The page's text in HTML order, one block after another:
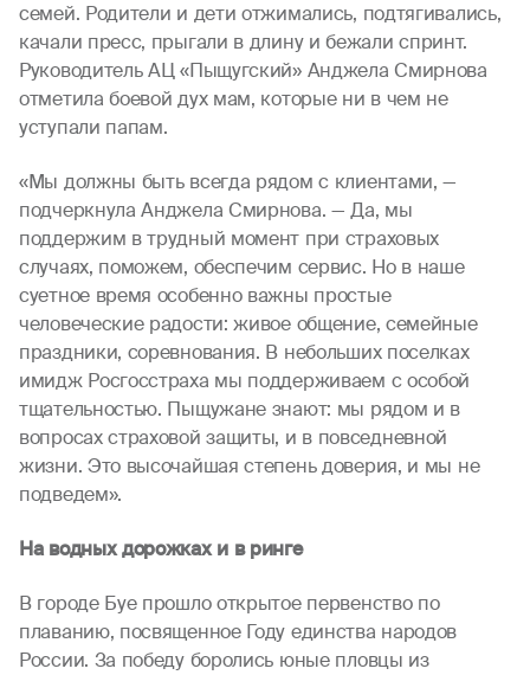
семей. Родители и дети отжимались, подтягивались,
качали пресс, прыгали в длину и бежали спринт.
Руководитель АЦ «Пыщугский» Анджела Смирнова
отметила боевой дух мам, которые ни в чем не
уступали папам.
«Мы должны быть всегда рядом с клиентами, —
подчеркнула Анджела Смирнова. — Да, мы
поддержим в трудный момент при страховых
случаях, поможем, обеспечим сервис. Но в наше
суетное время особенно важны простые
человеческие радости: живое общение, семейные
праздники, соревнования. В небольших поселках
имидж Росгосстраха мы поддерживаем с особой
тщательностью. Пыщужане знают: мы рядом и в
вопросах страховой защиты, и в повседневной
жизни. Это высочайшая степень доверия, и мы не
подведем».
На водных дорожках и в ринге
В городе Буе прошло открытое первенство по
плаванию, посвященное Году единства народов
России. За победу боролись юные пловцы из